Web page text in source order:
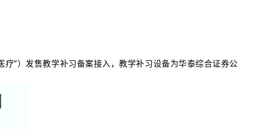
疗”）发售教学补习备案接入，教学补习设备为华泰综合证券公